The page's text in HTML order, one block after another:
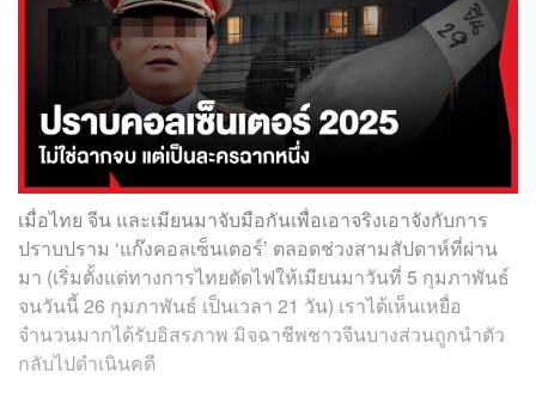
เมื่อไทย จีน และเมียนมาจับมือกันเพื่อเอาจริงเอาจังกับการ
ปราบปราม ‘แก๊งคอลเซ็นเตอร์’ ตลอดช่วงสามสัปดาห์ที่ผ่าน
มา (เริ่มตั้งแต่ทางการไทยตัดไฟให้เมียนมาวันที่ 5 กุมภาพันธ์
จนวันนี้ 26 กุมภาพันธ์ เป็นเวลา 21 วัน) เราได้เห็นเหยื่อ
จำนวนมากได้รับอิสรภาพ มิจฉาชีพชาวจีนบางส่วนถูกนำตัว
กลับไปดำเนินคดี